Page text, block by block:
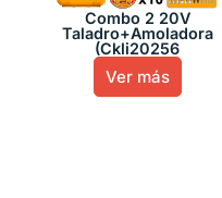
Combo 2 20V
Taladro+Amoladora
(Ckli20256
Ver más